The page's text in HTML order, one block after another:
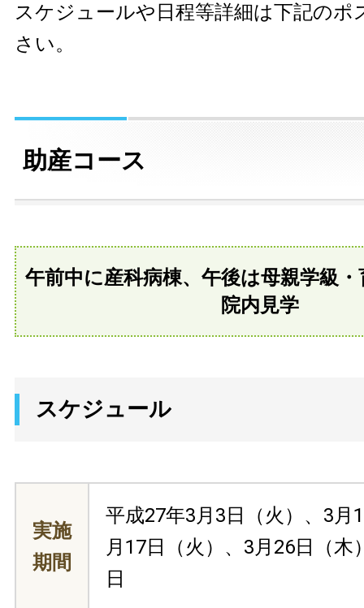
スケジュールや日程等詳細は下記のポ
さい。
助産コース
午前中に産科病棟、午後は母親学級
院内見学
スケジュール
実施
期間
平成27年3月3日（火）、3月
月17日（火）、3月26日（
日